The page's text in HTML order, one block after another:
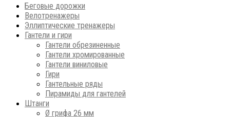
Беговые дорожки
Велотренажеры
Эллиптические тренажеры
Гантели и гири
Гантели обрезиненные
Гантели хромированные
Гантели виниловые
Гири
Гантельные ряды
Пирамиды для гантелей
Штанги
Ø грифа 26 мм